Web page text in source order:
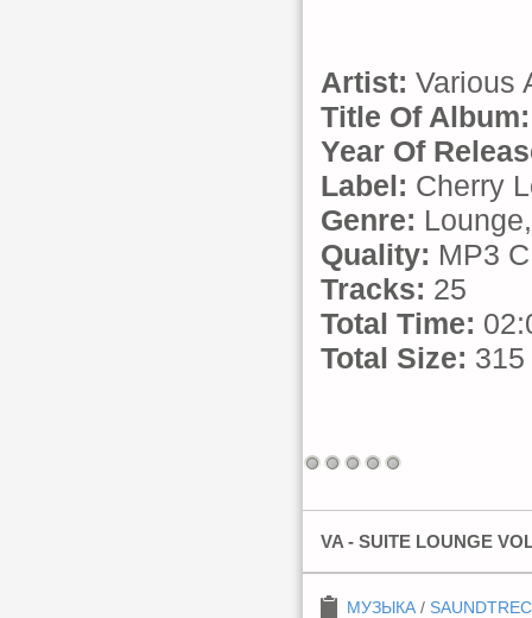
Artist: Various
Title Of Album:
Year Of
Label: Cherry
Genre:
Quality: MP3
Tracks: 25
Total Time:
Total Size:
VA - SUITE LOUNGE
МУЗЫКА /